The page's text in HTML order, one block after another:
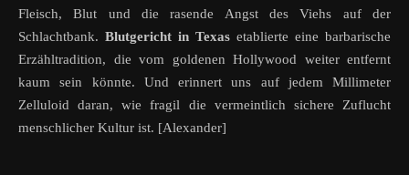
Fleisch, Blut und die rasende Angst des Viehs auf der
Schlachtbank. Blutgericht in Texas etablierte eine barbarische
Erzähltradition, die vom goldenen Hollywood weiter entfernt
kaum sein könnte. Und erinnert uns auf jedem Millimeter
Zelluloid daran, wie fragil die vermeintlich sichere Zuflucht
menschlicher Kultur ist. [Alexander]